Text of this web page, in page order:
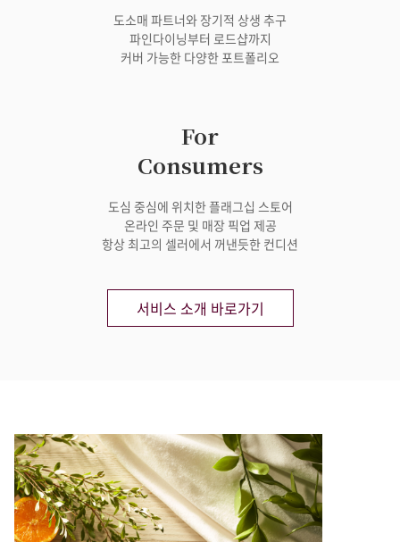
도소매 파트너와 장기적 상생 추구
파인다이닝부터 로드샵까지
커버 가능한 다양한 포트폴리오
For
Consumers
도심 중심에 위치한 플래그십 스토어
온라인 주문 및 매장 픽업 제공
항상 최고의 셀러에서 꺼낸듯한 컨디션
서비스 소개 바로가기